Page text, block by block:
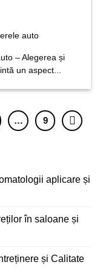
auto
– Alegerea și
un aspect...
… 9
aplicare și
în saloane și
și Calitate